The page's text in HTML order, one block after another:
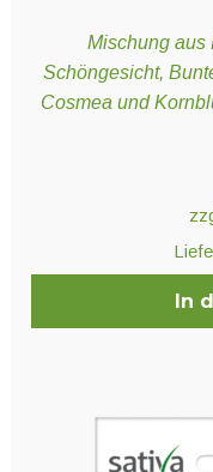
Mischung aus
Schöngesicht,
Cosmea und
In